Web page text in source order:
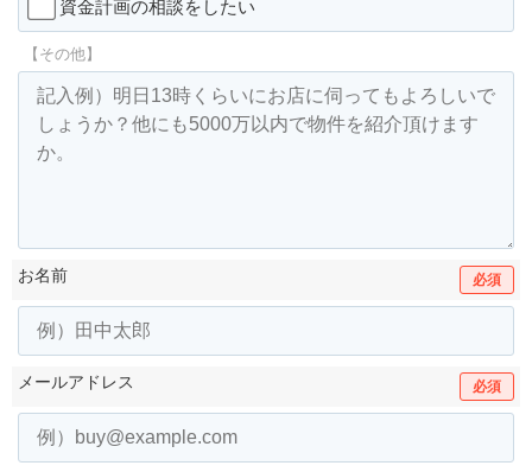
資金計画の相談をしたい
【その他】
お名前 必須
メールアドレス 必須